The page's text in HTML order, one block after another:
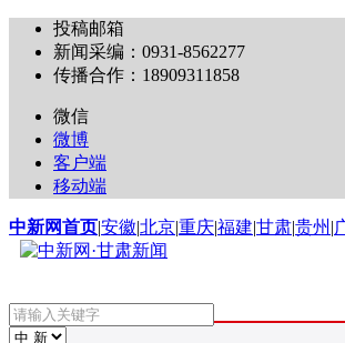
投稿邮箱
新闻采编：0931-8562277
传播合作：18909311858
微信
微博
客户端
移动端
中新网首页|安徽|北京|重庆|福建|甘肃|贵州 |